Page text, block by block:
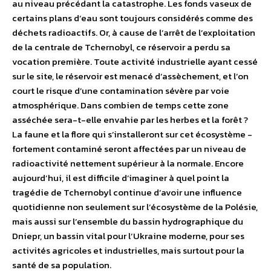
au niveau précédant la catastrophe. Les fonds vaseux de
certains plans d’eau sont toujours considérés comme des
déchets radioactifs. Or, à cause de l’arrêt de l’exploitation
de la centrale de Tchernobyl, ce réservoir a perdu sa
vocation première. Toute activité industrielle ayant cessé
sur le site, le réservoir est menacé d’assèchement, et l’on
court le risque d’une contamination sévère par voie
atmosphérique. Dans combien de temps cette zone
asséchée sera-t-elle envahie par les herbes et la forêt ?
La faune et la flore qui s’installeront sur cet écosystème ­
fortement contaminé seront affectées par un niveau de
radio­activité nettement supérieur à la normale. Encore
aujourd’hui, il est difficile d’imaginer à quel point la
tragédie de Tchernobyl continue d’avoir une influence
quotidienne non seulement sur l’écosystème de la Polésie,
mais aussi sur l’ensemble du bassin hydrographique du
Dniepr, un bassin vital pour l’Ukraine moderne, pour ses
activités agricoles et industrielles, mais surtout pour la
santé de sa population.